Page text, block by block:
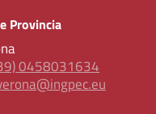
Provincia
0458031634